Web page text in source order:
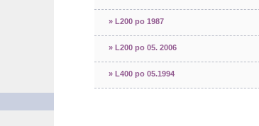
» L200 po 1987
» L200 po 05. 2006
» L400 po 05.1994